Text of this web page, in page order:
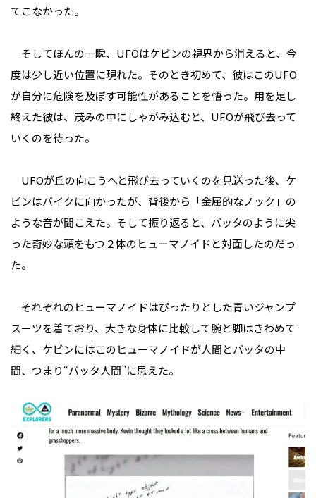
てこなかった。
そしてほんの一瞬、UFOはケビンの視界から消えると、今
度は少し近い位置に現れた。そのとき初めて、彼はこのUFO
が自分に危険を及ぼす可能性があることを悟った。用を足し
終えた彼は、茂みの中にしゃがみ込むと、UFOが飛び去って
いくのを待った。
UFOが丘の向こうへと飛び去っていくのを見送った後、ケ
ビンはバイクに向かったが、背後から「金属的なノック」の
ような音が聞こえた。そして振り返ると、バッタのように尖
った奇妙な頭をもつ２体のヒューマノイドと対面したのだっ
た。
それぞれのヒューマノイドはぴったりとした青いジャンプ
スーツを着ており、大きな身体に比較して腕と脚はきわめて
細く、ケビンにはこのヒューマノイドが人間とバッタの中
間、つまり“バッタ人間”に思えた。